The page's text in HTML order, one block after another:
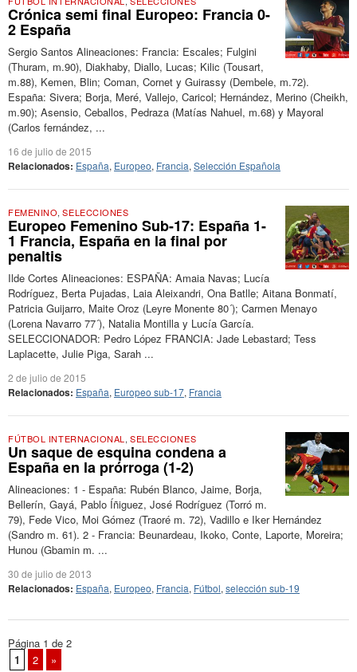
Crónica semi final Europeo: Francia 0-
2 España
Sergio Santos Alineaciones: Francia: Escales; Fulgini
(Thuram, m.90), Diakhaby, Diallo, Lucas; Kilic (Tousart,
m.88), Kemen, Blin; Coman, Cornet y Guirassy (Dembele, m.72).
España: Sivera; Borja, Meré, Vallejo, Caricol; Hernández, Merino (Cheikh,
m.90); Asensio, Ceballos, Pedraza (Matías Nahuel, m.68) y Mayoral
(Carlos fernández, ...
16 de julio de 2015
Relacionados: España, Europeo, Francia, Selección Española
FEMENINO,SELECCIONES
Europeo Femenino Sub-17: España 1-
1 Francia, España en la final por
penaltis
Ilde Cortes Alineaciones: ESPAÑA: Amaia Navas; Lucía
Rodríguez, Berta Pujadas, Laia Aleixandri, Ona Batlle; Aitana Bonmatí,
Patricia Guijarro, Maite Oroz (Leyre Monente 80´); Carmen Menayo
(Lorena Navarro 77´), Natalia Montilla y Lucía García.
SELECCIONADOR: Pedro López FRANCIA: Jade Lebastard; Tess
Laplacette, Julie Piga, Sarah ...
2 de julio de 2015
Relacionados: España, Europeo sub-17, Francia
FÚTBOL INTERNACIONAL , SELECCIONES
Un saque de esquina condena a
España en la prórroga (1-2)
Alineaciones: 1 - España: Rubén Blanco, Jaime, Borja,
Bellerín, Gayá, Pablo Íñiguez, José Rodríguez (Torró m.
79), Fede Vico, Moi Gómez (Traoré m. 72), Vadillo e Iker Hernández
(Sandro m. 61). 2 - Francia: Beunardeau, Ikoko, Conte, Laporte, Moreira;
Hunou (Gbamin m. ...
30 de julio de 2013
Relacionados: España, Europeo, Francia, Fútbol, selección sub-19
Página 1 de 2
1
2 »